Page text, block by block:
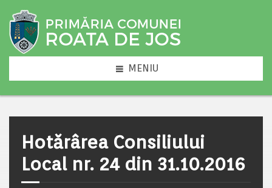
MENIU
Hotărârea Consiliului
Local nr. 24 din 31.10.2016